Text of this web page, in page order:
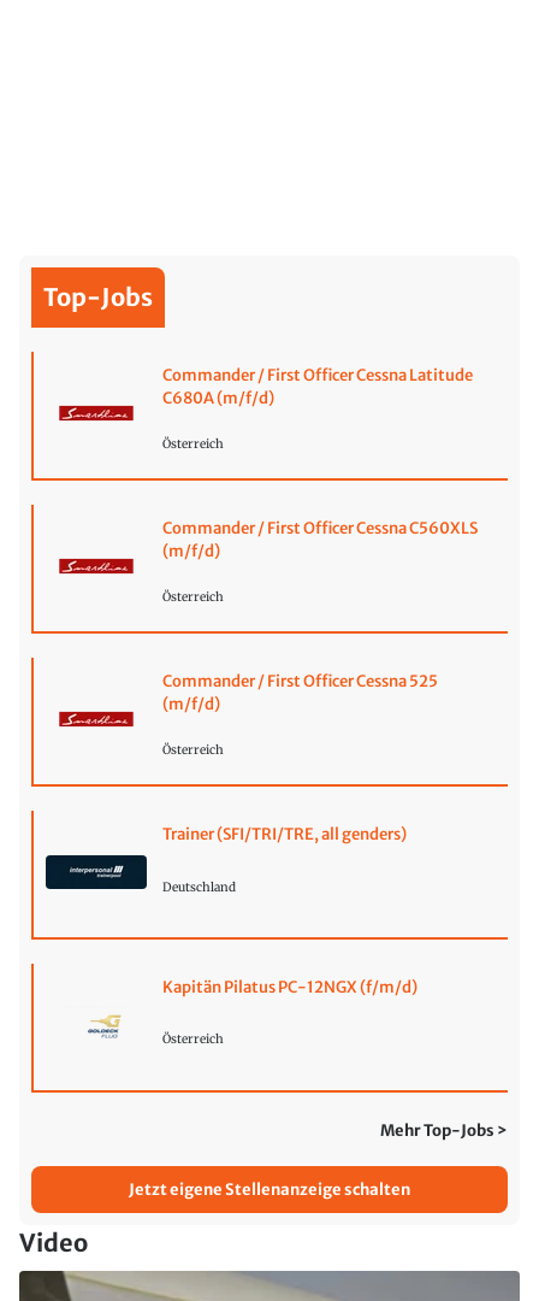
Top-Jobs
Commander / First Officer Cessna Latitude
C680A (m/f/d)
Österreich
Commander / First Officer Cessna C560XLS
(m/f/d)
Österreich
Commander / First Officer Cessna 525
(m/f/d)
Österreich
Trainer (SFI/TRI/TRE, all genders)
Deutschland
Kapitän Pilatus PC-12NGX (f/m/d)
Österreich
Mehr Top-Jobs >
Jetzt eigene Stellenanzeige schalten
Video